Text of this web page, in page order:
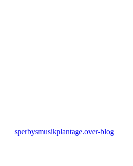
sperbysmusikplantage.over-blog